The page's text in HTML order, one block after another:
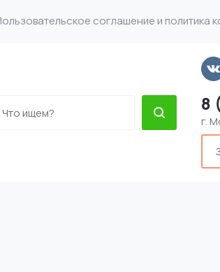
соглашение и политика
8
г.